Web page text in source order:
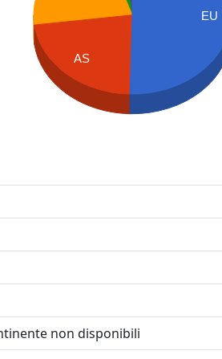
AS
EU
non disponibili